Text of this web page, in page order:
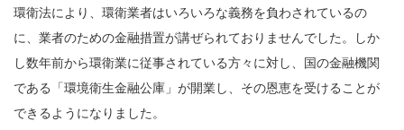
環衛法により、環衛業者はいろいろな義務を負わされているの
に、業者のための金融措置が講ぜられておりませんでした。しか
し数年前から環衛業に従事されている方々に対し、国の金融機関
である「環境衛生金融公庫」が開業し、その恩恵を受けることが
できるようになりました。